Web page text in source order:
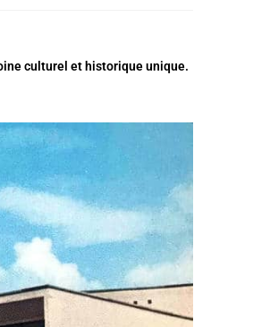
culturel et historique unique.